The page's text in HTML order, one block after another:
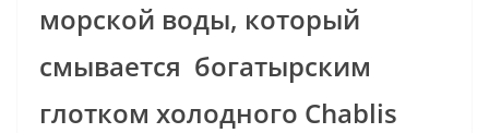
морской воды, который
смывается богатырским
глотком холодного Chablis